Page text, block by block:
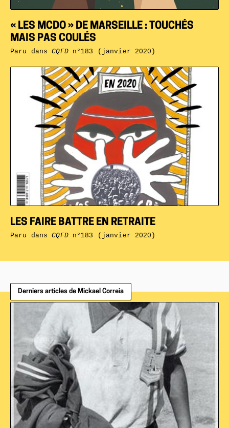
LES FAIRE BATTRE EN RETRAITE
Paru dansCQFDn°183 (janvier 2020)
« LES MCDO » DE MARSEILLE : TOUCHÉS
MAIS PAS COULÉS
Paru dansCQFDn°183 (janvier 2020)
Derniers articles de Mickael Correia